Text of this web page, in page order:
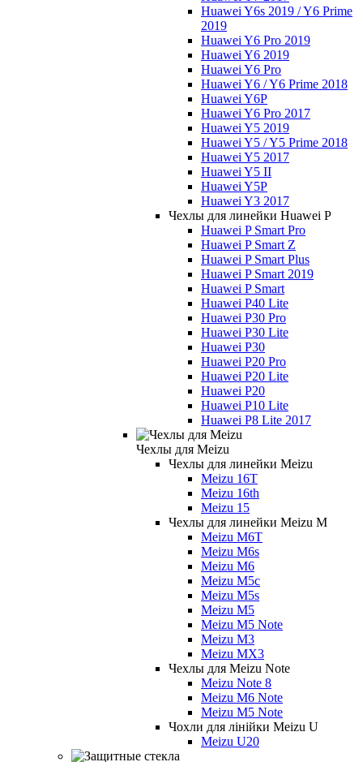
Huawei Y6s 2019 / Y6 Prime
2019
Huawei Y6 Pro 2019
Huawei Y6 2019
Huawei Y6 Pro
Huawei Y6 / Y6 Prime 2018
Huawei Y6P
Huawei Y6 Pro 2017
Huawei Y5 2019
Huawei Y5 / Y5 Prime 2018
Huawei Y5 2017
Huawei Y5 II
Huawei Y5P
Huawei Y3 2017
Чехлы для линейки Huawei P
Huawei P Smart Pro
Huawei P Smart Z
Huawei P Smart Plus
Huawei P Smart 2019
Huawei P Smart
Huawei P40 Lite
Huawei P30 Pro
Huawei P30 Lite
Huawei P30
Huawei P20 Pro
Huawei P20 Lite
Huawei P20
Huawei P10 Lite
Huawei P8 Lite 2017
Чехлы для Meizu
Чехлы для линейки Meizu
Meizu 16T
Meizu 16th
Meizu 15
Чехлы для линейки Meizu M
Meizu M6T
Meizu M6s
Meizu M6
Meizu M5c
Meizu M5s
Meizu M5
Meizu M5 Note
Meizu M3
Meizu MX3
Чехлы для Meizu Note
Meizu Note 8
Meizu M6 Note
Meizu M5 Note
Чохли для лінійки Meizu U
Meizu U20